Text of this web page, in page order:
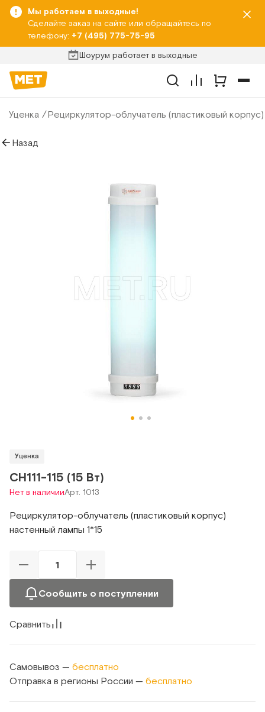
Мы работаем в выходные!
Сделайте заказ на сайте или обращайтесь по
телефону: +7 (495) 775-75-95
Шоурум работает в выходные
Уценка Рециркулятор-облучатель (пластиковый
Назад
Уценка
СH111-115 (15 Вт)
Нет в наличииАрт. 1013
Рециркулятор-облучатель (пластиковый корпус)
настенный лампы 1*15
Сообщить о поступлении
Сравнить
Самовывоз — бесплатно
Отправка в регионы России — бесплатно